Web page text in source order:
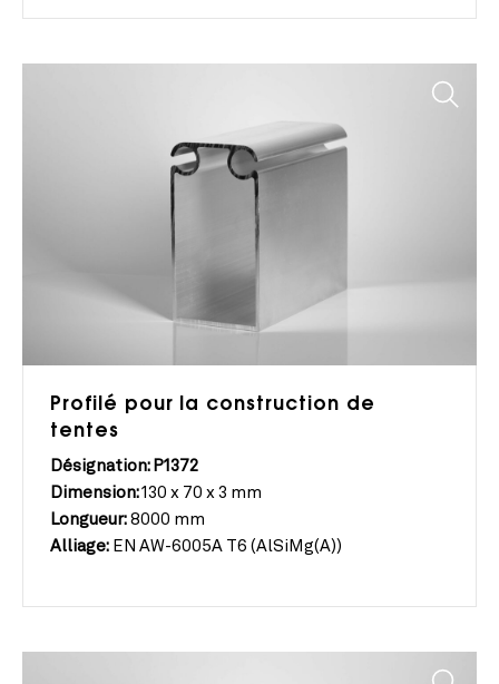
Profilé pour la construction de
tentes
Désignation: P1372
Dimension: 130 x 70 x 3 mm
Longueur: 8000 mm
Alliage: EN AW-6005A T6 (AlSiMg(A))